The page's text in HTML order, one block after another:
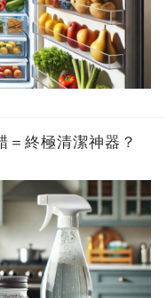
＝終極清潔神器？